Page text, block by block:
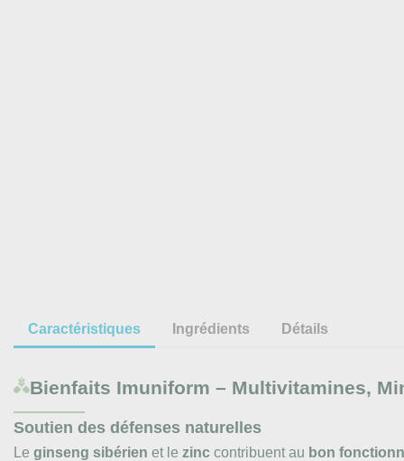
Caractéristiques Ingrédients Détails
Bienfaits Imuniform – Multivitamines,
Soutien des défenses naturelles
Le ginseng sibérien et le zinc contribuent au bon